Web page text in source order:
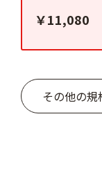
オリジナル国産銀黒
￥5,680
￥11,080
その他の規